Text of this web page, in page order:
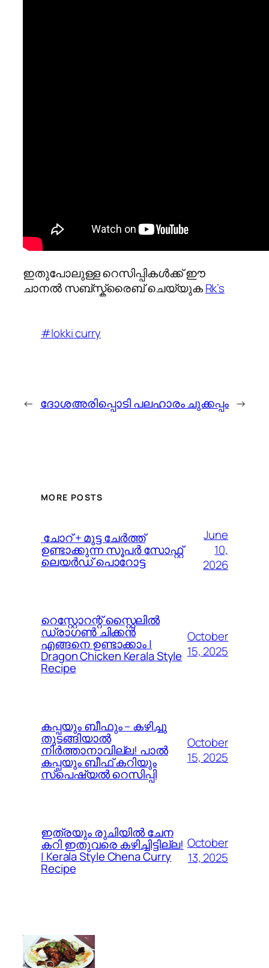
ഇതുപോലുള്ള റെസിപ്പികൾക്ക് ഈ
ചാനൽ സബ്സ്ക്രൈബ് ചെയ്യുകRk’s
#lokki curry
← ദോശഅരിപ്പൊടി പലഹാരം ചുക്കപ്പം →
MORE POSTS
️ ചോറ് + മുട്ട ചേർത്ത്
ഉണ്ടാക്കുന്ന സൂപർ സോഫ്റ്റ്
ലെയർഡ് പൊറോട്ട
June
10,
2026
റെസ്റ്റോറന്റ് സ്റ്റൈലിൽ
ഡ്രാഗൺ ചിക്കൻ
എങ്ങനെ ഉണ്ടാക്കാം |
Dragon Chicken Kerala Style
Recipe
October
15, 2025
കപ്പയും ബീഫും – കഴിച്ചു
തുടങ്ങിയാൽ
നിർത്താനാവില്ല! പാൽ
കപ്പയും ബീഫ് കറിയും
സ്പെഷ്യൽ റെസിപ്പി
October
15, 2025
ഇത്രയും രുചിയിൽ ചേന
കറി ഇതുവരെ കഴിച്ചിട്ടില്ല!
| Kerala Style Chena Curry
Recipe
October
13, 2025